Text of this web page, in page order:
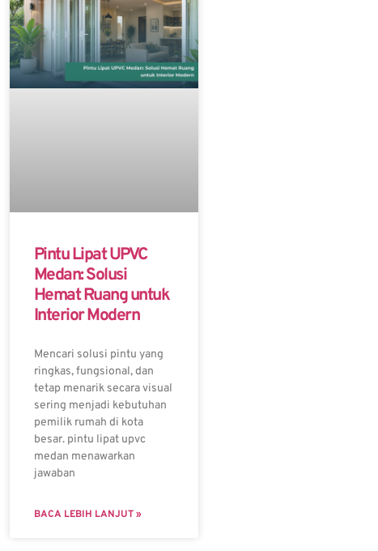
Pintu Lipat UPVC
Medan: Solusi
Hemat Ruang untuk
Interior Modern
Mencari solusi pintu yang
ringkas, fungsional, dan
tetap menarik secara visual
sering menjadi kebutuhan
pemilik rumah di kota
besar. pintu lipat upvc
medan menawarkan
jawaban
BACA LEBIH LANJUT »